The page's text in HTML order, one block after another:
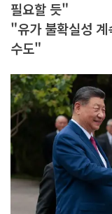
필요할 듯"
"유가 불확실성
수도"